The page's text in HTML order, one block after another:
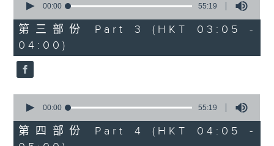
seconds
55
minutes,
19
seconds
00:00 55:19
第三部份 Part 3 (HKT 03:05 -
04:00)
seconds
55
minutes,
00:00 55:19
第四部份 Part 4 (HKT 04:05 -